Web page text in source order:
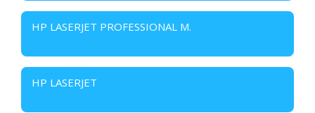
HP LASERJET PROFESSIONAL M.
HP LASERJET